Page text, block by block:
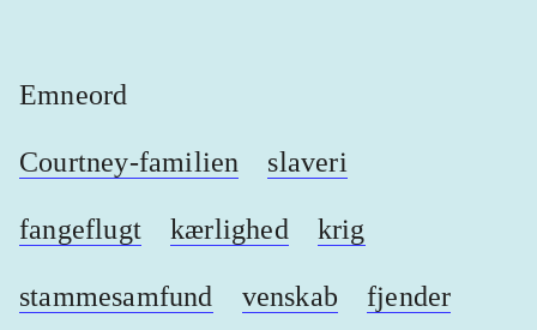
Emneord
Courtney-familien slaveri
fangeflugt kærlighed krig
stammesamfund venskab fjender